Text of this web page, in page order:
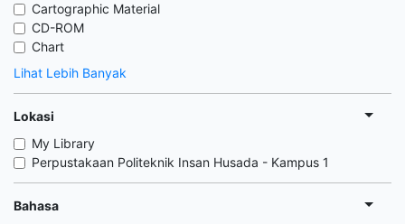
Cartographic Material
CD-ROM
Chart
Lihat Lebih Banyak
Lokasi
My Library
Perpustakaan Politeknik Insan Husada - Kampus 1
Bahasa